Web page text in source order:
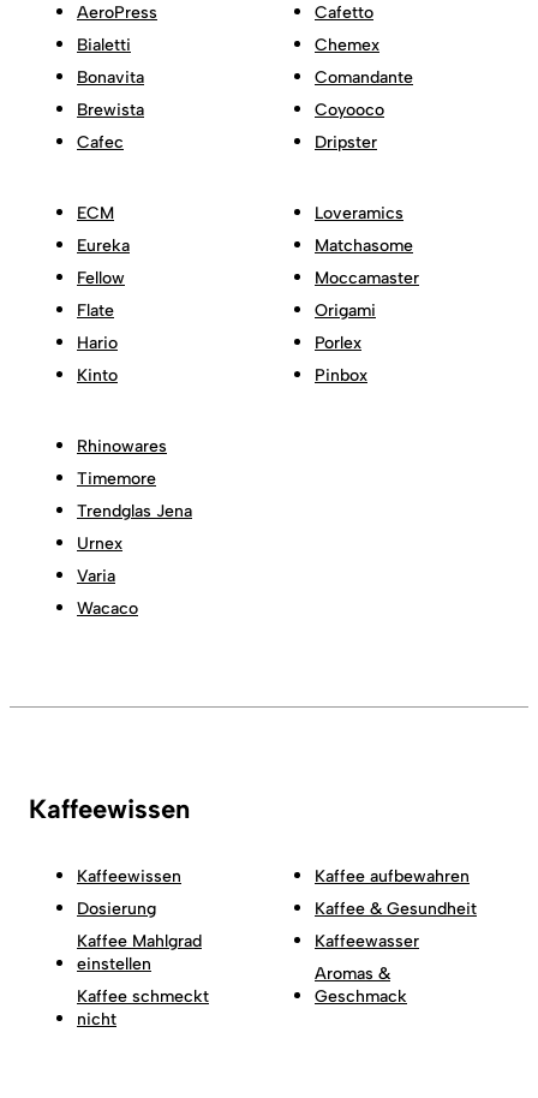
AeroPress
Bialetti
Bonavita
Brewista
Cafec
Cafetto
Chemex
Comandante
Coyooco
Dripster
ECM
Eureka
Fellow
Flate
Hario
Kinto
Loveramics
Matchasome
Moccamaster
Origami
Porlex
Pinbox
Rhinowares
Timemore
Trendglas Jena
Urnex
Varia
Wacaco
Kaffeewissen
Kaffeewissen
Dosierung
Kaffee Mahlgrad
einstellen
Kaffee schmeckt
nicht
Kaffee aufbewahren
Kaffee & Gesundheit
Kaffeewasser
Aromas &
Geschmack